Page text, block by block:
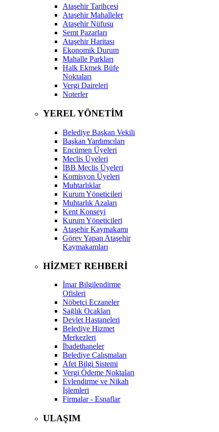
Ataşehir Tarihçesi
Ataşehir Mahalleler
Ataşehir Nüfusu
Semt Pazarları
Ataşehir Haritası
Ekonomik Durum
Mahalle Parkları
Halk Ekmek Büfe
Noktaları
Vergi Daireleri
Noterler
YEREL YÖNETİM
Belediye Başkan Vekili
Başkan Yardımcıları
Encümen Üyeleri
Meclis Üyeleri
İBB Meclis Üyeleri
Komisyon Üyeleri
Muhtarlıklar
Kurum Yöneticileri
Muhtarlık Azaları
Kent Konseyi
Kurum Yöneticileri
Ataşehir Kaymakamı
Görev Yapan Ataşehir
Kaymakamları
HİZMET REHBERİ
İmar Bilgilendirme
Ofisleri
Nöbetçi Eczaneler
Sağlık Ocakları
Devlet Hastaneleri
Belediye Hizmet
Merkezleri
İbadethaneler
Belediye Çalışmaları
Afet Bilgi Sistemi
Vergi Ödeme Noktaları
Evlendirme ve Nikah
İşlemleri
Firmalar - Esnaflar
ULAŞIM